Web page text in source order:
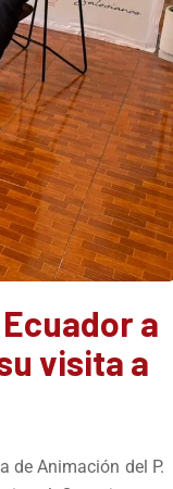
a
visita a
de Animación del P.